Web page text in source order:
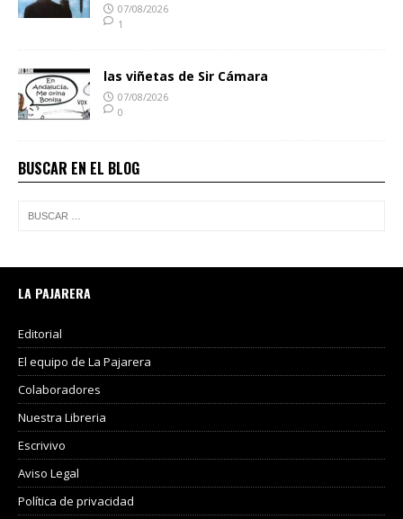
07/08/2026
1
las viñetas de Sir Cámara
07/08/2026
0
BUSCAR EN EL BLOG
LA PAJARERA
Editorial
El equipo de La Pajarera
Colaboradores
Nuestra Libreria
Escrivivo
Aviso Legal
Política de privacidad